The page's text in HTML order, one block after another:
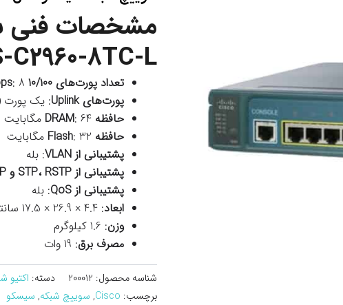
مشخصات فنی
C2960-8TC-L
تعداد پورت‌های 10/100 Mbps
: 8 پورت
پورت‌های Uplink
: یک پورت Gigabit Ethernet (RJ-45/SFP Dual-purpose)
حافظه DRAM: 64 مگابایت
حافظه Flash : 32 مگابایت
پشتیبانی از VLAN
: بله
پشتیبانی از STP، RSTP و MSTP
پشتیبانی از QoS
: بله
ابعاد: 4.4 × 26.9 × 17.5 سانتی‌متر
وزن: 1.6 کیلوگرم
مصرف برق: 19 وات
شناسه محصول: 200012 دسته: اکتیو
برچسب: Cisco
, سوییچ شبکه, سیسکو